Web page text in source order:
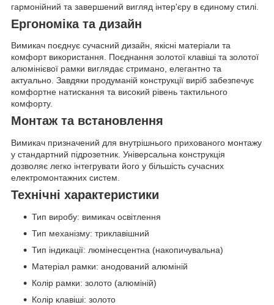
гармонійний та завершений вигляд інтер'єру в єдиному стилі.
Ергономіка та дизайн
Вимикач поєднує сучасний дизайн, якісні матеріали та
комфорт використання. Поєднання золотої клавіші та золотої
алюмінієвої рамки виглядає стримано, елегантно та
актуально. Завдяки продуманій конструкції виріб забезпечує
комфортне натискання та високий рівень тактильного
комфорту.
Монтаж та встановлення
Вимикач призначений для внутрішнього прихованого монтажу
у стандартний підрозетник. Універсальна конструкція
дозволяє легко інтегрувати його у більшість сучасних
електромонтажних систем.
Технічні характеристики
Тип виробу: вимикач освітлення
Тип механізму: триклавішний
Тип індикації: люмінесцентна (накопичувальна)
Матеріал рамки: анодований алюміній
Колір рамки: золото (алюміній)
Колір клавіші: золото